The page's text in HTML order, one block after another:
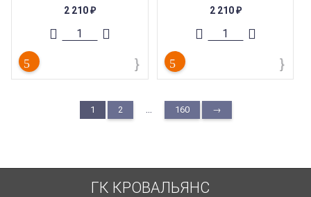
Комплектующие
2 210 ₽
Комплектующие
2 210 ₽
1 2 160 →
ГК КРОВАЛЬЯНС